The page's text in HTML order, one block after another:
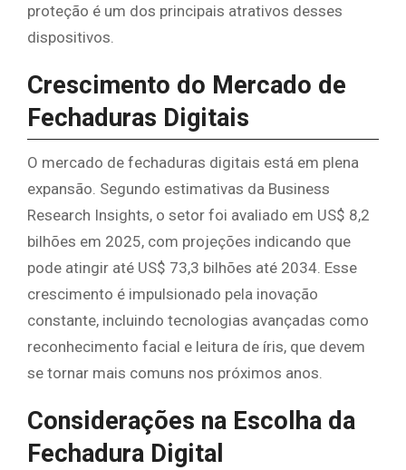
proteção é um dos principais atrativos desses
dispositivos.
Crescimento do Mercado de
Fechaduras Digitais
O mercado de fechaduras digitais está em plena
expansão. Segundo estimativas da Business
Research Insights, o setor foi avaliado em US$ 8,2
bilhões em 2025, com projeções indicando que
pode atingir até US$ 73,3 bilhões até 2034. Esse
crescimento é impulsionado pela inovação
constante, incluindo tecnologias avançadas como
reconhecimento facial e leitura de íris, que devem
se tornar mais comuns nos próximos anos.
Considerações na Escolha da
Fechadura Digital